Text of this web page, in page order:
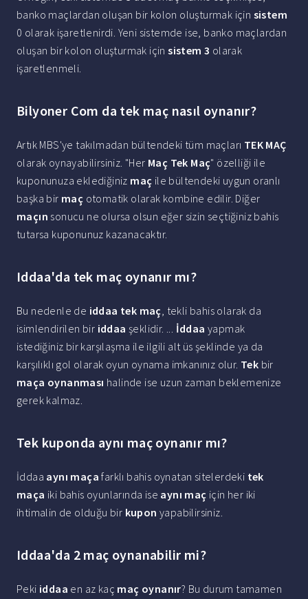
banko maçlardan oluşan bir kolon oluşturmak için sistem
0 olarak işaretlenirdi. Yeni sistemde ise, banko maçlardan
oluşan bir kolon oluşturmak içinsistem 3 olarak
işaretlenmeli.
Bilyoner Com da tek maç nasıl oynanır?
Artık MBS'ye takılmadan bültendeki tüm maçları TEK MAÇ
olarak oynayabilirsiniz. "Her Maç Tek Maç" özelliği ile
kuponunuza eklediğiniz maç ile bültendeki uygun oranlı
başka bir maç otomatik olarak kombine edilir. Diğer
maçın sonucu ne olursa olsun eğer sizin seçtiğiniz bahis
tutarsa kuponunuz kazanacaktır.
Iddaa'da tek maç oynanır mı?
Bu nedenle de iddaa tek maç, tekli bahis olarak da
isimlendirilen bir iddaa şeklidir. ... İddaa yapmak
istediğiniz bir karşılaşma ile ilgili alt üs şeklinde ya da
karşılıklı gol olarak oyun oynama imkanınız olur. Tek bir
maça oynanması halinde ise uzun zaman beklemenize
gerek kalmaz.
Tek kuponda aynı maç oynanır mı?
İddaa aynı maça farklı bahis oynatan sitelerdeki tek
maça iki bahis oyunlarında ise aynı maç için her iki
ihtimalin de olduğu bir kupon yapabilirsiniz.
Iddaa'da 2 maç oynanabilir mi?
Peki iddaa en az kaç maç oynanır? Bu durum tamamen